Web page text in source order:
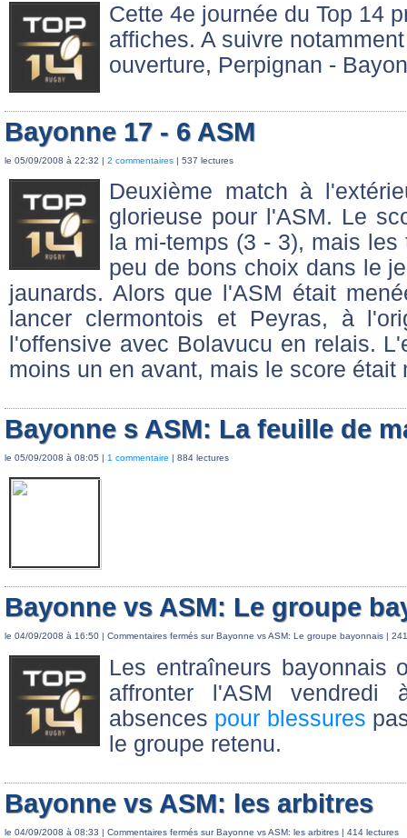
Cette 4e journée du Top 14
affiches. A suivre
ouverture, Perpignan -
Bayonne 17 - 6 ASM
le 05/09/2008 à 22:32 | 2 commentaires | 537 lectures
Deuxième match à
glorieuse pour l'ASM. Le
la mi-temps (3 - 3), mais
peu de bons choix dans le
jaunards. Alors que l'ASM était
lancer clermontois et Peyras, à
l'offensive avec Bolavucu en relais.
moins un en avant, mais le score était
Bayonne s ASM: La feuille de
le 05/09/2008 à 08:05 | 1 commentaire | 884 lectures
Bayonne vs ASM: Le groupe
le 04/09/2008 à 16:50 | Commentaires fermés sur Bayonne vs ASM: Le groupe bayonnais |
Les entraîneurs bayonnais
affronter l'ASM vendredi
absences pour blessures
le groupe retenu.
Bayonne vs ASM: les arbitres
le 04/09/2008 à 08:33 | Commentaires fermés sur Bayonne vs ASM: les arbitres | 414 lectures